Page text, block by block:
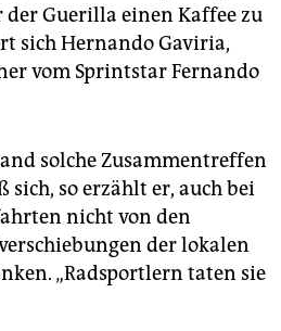
Guerilla einen Kaffee zu
sich Hernando Gaviria,
vom Sprintstar Fernando
solche Zusammentreffen
sich, so erzählt er, auch bei
nicht von den
der lokalen
„Radsportlern taten sie